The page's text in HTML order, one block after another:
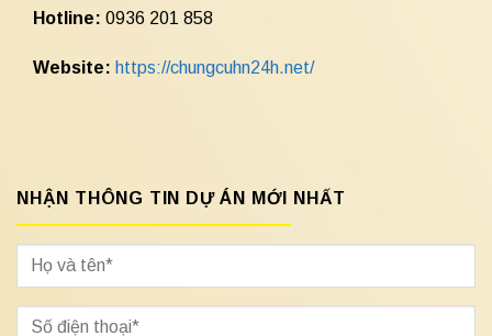
Hotline: 0936 201 858
Website: https://chungcuhn24h.net/
NHẬN THÔNG TIN DỰ ÁN MỚI NHẤT